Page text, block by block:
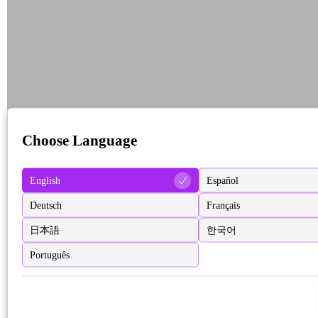
Choose Language
English Español
Deutsch Français
日本語 한국어
Português